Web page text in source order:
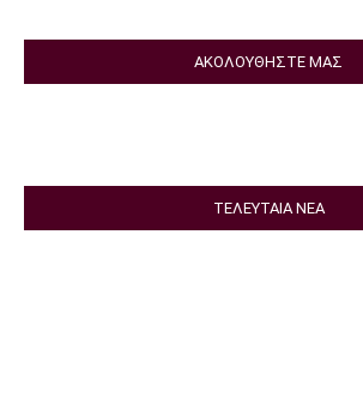
ΑΚΟΛΟΥΘΗΣΤΕ ΜΑΣ
ΤΕΛΕΥΤΑΙΑ ΝΕΑ